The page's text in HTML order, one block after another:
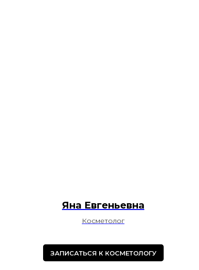
Яна Евгеньевна
Косметолог
ЗАПИСАТЬСЯ К КОСМЕТОЛОГУ